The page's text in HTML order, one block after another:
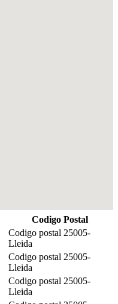
Codigo Postal
Codigo postal 25005-
Lleida
Codigo postal 25005-
Lleida
Codigo postal 25005-
Lleida